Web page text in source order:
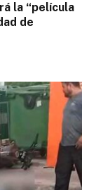
la “película
de